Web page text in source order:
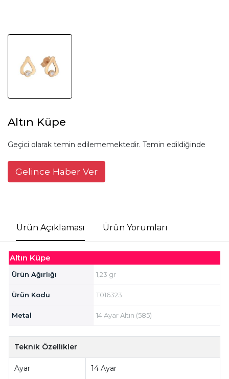
Altın Küpe
Geçici olarak temin edilememektedir. Temin edildiğinde
Gelince Haber Ver
Ürün Açıklaması Ürün Yorumları
Altın Küpe
Ürün Ağırlığı 1,23 gr
Ürün Kodu T016323
Metal 14 Ayar Altın (585)
Teknik Özellikler
Ayar 14 Ayar